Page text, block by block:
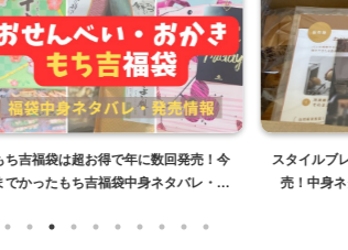
ち吉福袋は超お得で年に数回発売！今
でかったもち吉福袋中身ネタバレ・販
スタイルブ
売！中身ネ